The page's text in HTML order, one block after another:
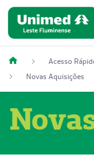
Acesso
Novas Aquisições